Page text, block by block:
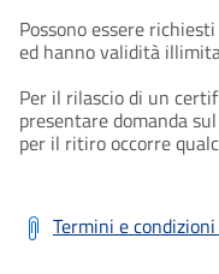
Possono essere
ed hanno validità
Per il rilascio di un
presentare domanda
per il ritiro occorre
Termini e